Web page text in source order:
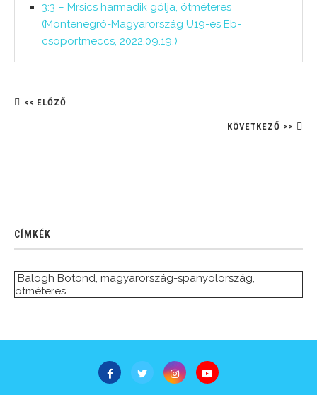
3:3 – Mrsics harmadik gólja, ötméteres
(Montenegró-Magyarország U19-es Eb-
csoportmeccs, 2022.09.19.)
<< ELŐZŐ
KÖVETKEZŐ >>
CÍMKÉK
Balogh Botond, magyarország-spanyolország,
ötméteres